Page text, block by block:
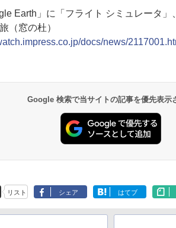
Earth」に「フライト シミュレータ
（窓の杜）
docs/news/
Google 検索で当サイトの記事を優先表示
リスト シェア はてブ